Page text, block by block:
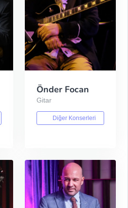
Önder Focan
Gitar
Diğer Konserleri